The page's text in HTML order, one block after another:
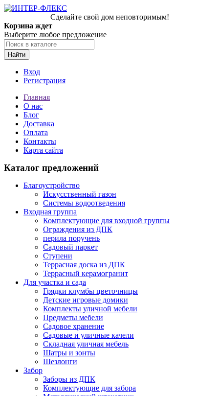
Сделайте свой дом неповторимым!
Корзина ждет
Выберите любое предложение
Найти
Вход
Регистрация
Главная
О нас
Блог
Доставка
Оплата
Контакты
Карта сайта
Каталог предложений
Благоустройство
Искусственный газон
Системы водоотведения
Входная группа
Комплектующие для входной группы
Ограждения из ДПК
перила поручень
Садовый паркет
Ступени
Террасная доска из ДПК
Террасный керамогранит
Для участка и сада
Грядки клумбы цветочницы
Детские игровые домики
Комплекты уличной мебели
Предметы мебели
Садовое хранение
Садовые и уличные качели
Складная уличная мебель
Шатры и зонты
Шезлонги
Забор
Заборы из ДПК
Комплектующие для забора